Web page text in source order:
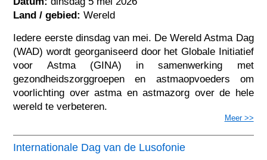
Land / gebied: Wereld
Iedere eerste dinsdag van mei. De Wereld Astma Dag
(WAD) wordt georganiseerd door het Globale Initiatief
voor Astma (GINA) in samenwerking met
gezondheidszorggroepen en astmaopvoeders om
voorlichting over astma en astmazorg over de hele
wereld te verbeteren.
Meer >>
Internationale Dag van de Lusofonie